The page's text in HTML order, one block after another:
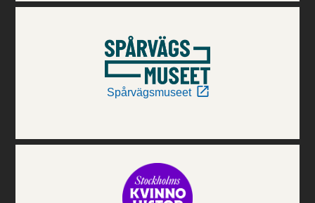
Spårvägsmuseet